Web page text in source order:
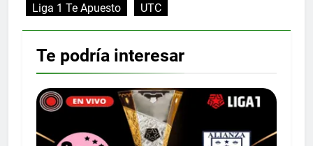
Liga 1 Te Apuesto
UTC
Te podría interesar